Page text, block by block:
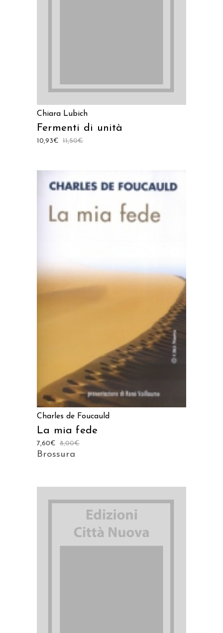
Chiara Lubich
Fermenti di unità
11,50€
10,93€
AGGIUNGI AL CARRELLO
Charles de Foucauld
La mia fede
8,00€
7,60€
Brossura